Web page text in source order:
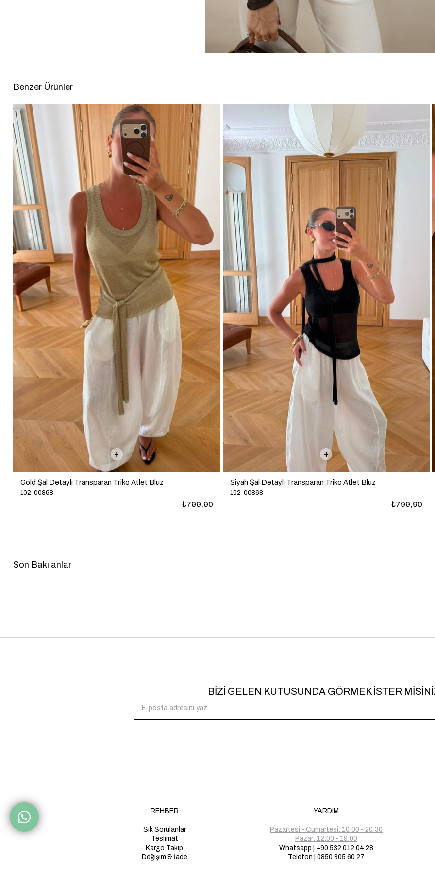
Benzer Ürünler
Gold Şal Detaylı Transparan Triko Atlet Bluz
102-00868
₺799,90
Siyah Şal Detaylı Transparan Triko Atlet Bluz
102-00868
₺799,90
Son Bakılanlar
BİZİ GELEN KUTUSUNDA GÖRMEK İSTER
REHBER
Sık Sorulanlar
Teslimat
Kargo Takip
Değişim & İade
YARDIM
Pazartesi - Cumartesi: 10:00 - 20:30
Pazar: 12:00 - 19:00
Whatsapp | +90 532 012 04 28
Telefon | 0850 305 60 27